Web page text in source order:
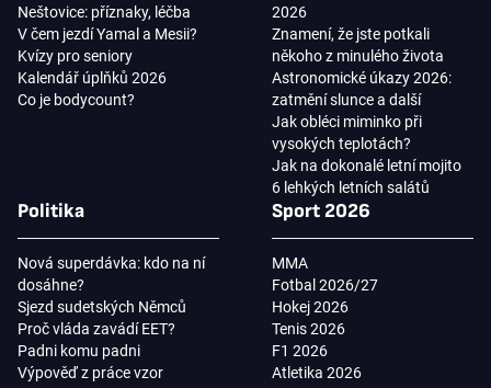
Neštovice: příznaky, léčba
V čem jezdí Yamal a Mesii?
Kvízy pro seniory
Kalendář úplňků 2026
Co je bodycount?
2026
Znamení, že jste potkali
někoho z minulého života
Astronomické úkazy 2026:
zatmění slunce a další
Jak obléci miminko při
vysokých teplotách?
Jak na dokonalé letní mojito
6 lehkých letních salátů
Politika
Nová superdávka: kdo na ní
dosáhne?
Sjezd sudetských Němců
Proč vláda zavádí EET?
Padni komu padni
Výpověď z práce vzor
Sport 2026
MMA
Fotbal 2026/27
Hokej 2026
Tenis 2026
F1 2026
Atletika 2026